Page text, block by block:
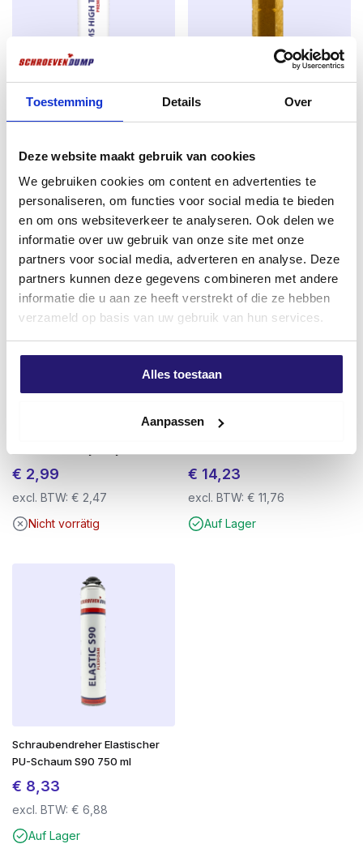
Toestemming Details Over
Deze website maakt gebruik van cookies
We gebruiken cookies om content en advertenties te
personaliseren, om functies voor social media te bieden
en om ons websiteverkeer te analyseren. Ook delen we
informatie over uw gebruik van onze site met onze
partners voor social media, adverteren en analyse. Deze
partners kunnen deze gegevens combineren met andere
informatie die u aan ze heeft verstrekt of die ze hebben
verzameld op basis van uw gebruik van hun services.
Alles toestaan
Aanpassen
Anwendung
Montage von Fensterrahmen aus Holz und Kunststoff
professional Hochklebende
Dichtungsmasse G70 weiß
290ml
Preis
war:
€ 5,50
Preis
ist:
€ 4,80.
Auf Lager
Schraubendreher TX-30 25mm
Titan
€1,99
excl. BTW:€
Nicht vorrätig
Stepdrill Bi-Metal 225 mm – Holz
€ 2,99
excl. BTW: € 2,47
Nicht vorrätig
Distanzschrauben 6.0 x 100/20
€ 14,23
excl. BTW:€ 11,76
Auf Lager
Schraubendreher Elastischer
PU-Schaum S90 750 ml
€ 8,33
excl. BTW: € 6,88
Auf Lager